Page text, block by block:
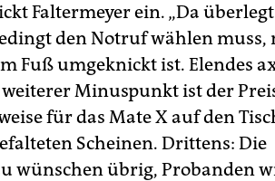
Faltermeyer ein. „Da
den Notruf wählen muss,
Fuß umgeknickt ist. Elendes
Minuspunkt ist der
für das Mate X auf den
Scheinen. Drittens: Die
wünschen übrig, Probanden